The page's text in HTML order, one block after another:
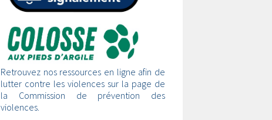
Retrouvez nos ressources en ligne afin de
lutter contre les violences sur la page de
la Commission de prévention des
violences.